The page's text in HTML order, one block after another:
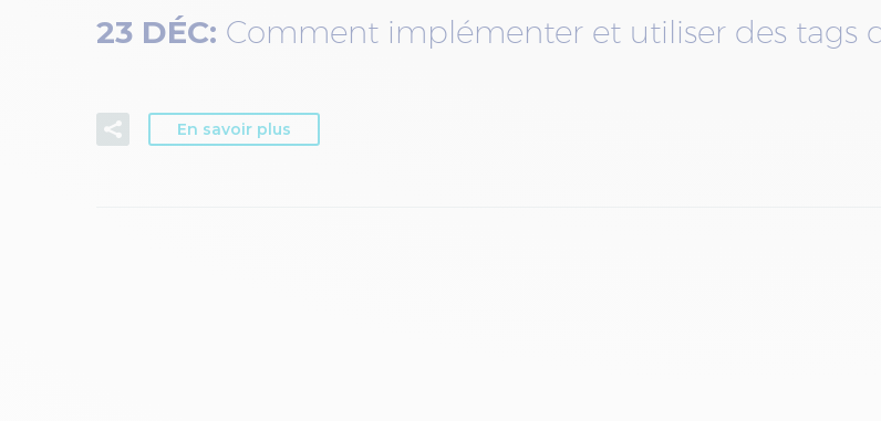
23 DÉC: Comment implémenter et utiliser des tags
En savoir plus